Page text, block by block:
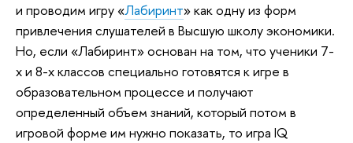
и проводим игру «Лабиринт» как одну из форм
привлечения слушателей в Высшую школу экономики.
Но, если «Лабиринт» основан на том, что ученики 7-
х и 8-х классов специально готовятся к игре в
образовательном процессе и получают
определенный объем знаний, который потом в
игровой форме им нужно показать, то игра IQ